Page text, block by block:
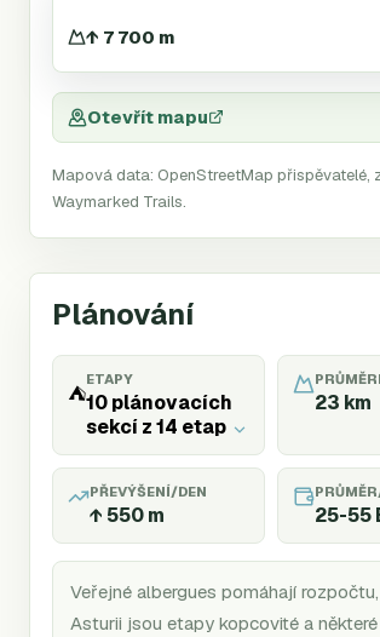
↑ 7 700 m
Otevřít mapu
Mapová data: OpenStreetMap přispěvatelé,
Waymarked Trails.
Plánování
⛺
ETAPY
10 plánovacích
sekcí z 14 etap
23 km
PŘEVÝŠENÍ/DEN
↑ 550 m 25-55
Veřejné albergues pomáhají
Asturii jsou etapy kopcovité a